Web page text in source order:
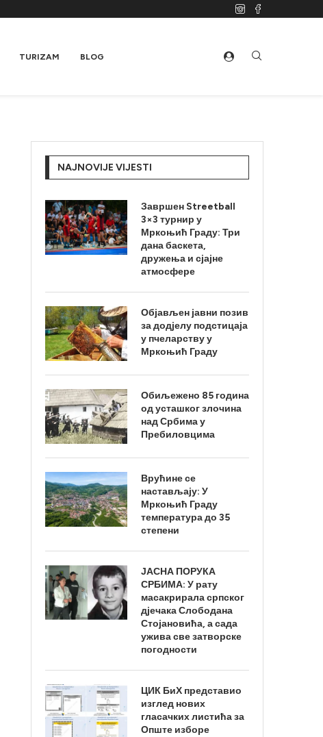
TURIZAM BLOG
NAJNOVIJE VIJESTI
Завршен Streetball
3×3 турнир у
Мркоњић Граду: Три
дана баскета,
дружења и сјајне
атмосфере
Објављен јавни позив
за додјелу подстицаја
у пчеларству у
Мркоњић Граду
Обиљежено 85 година
од усташког злочина
над Србима у
Пребиловцима
Врућине се
настављају: У
Мркоњић Граду
температура до 35
степени
ЈАСНА ПОРУКА
СРБИМА: У рату
масакрирала српског
дјечака Слободана
Стојановића, а сада
ужива све затворске
погодности
ЦИК БиХ представио
изглед нових
гласачких листића за
Опште изборе